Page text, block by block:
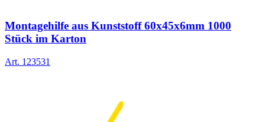
Montagehilfe aus Kunststoff 60x45x6mm 1000
Stück im Karton
Art. 123531